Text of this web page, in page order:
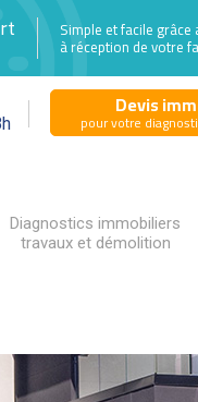
Simple et facile
à réception de votre
Devis
pour votre
Diagnostics immobiliers
travaux et démolition